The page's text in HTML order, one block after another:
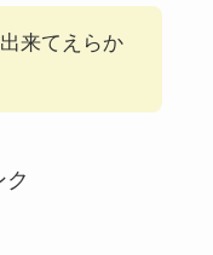
来てえらか
ク